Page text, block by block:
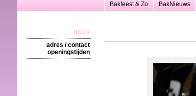
Bakfeest & Zo BakNieuws
foto's
adres / contact
openingstijden